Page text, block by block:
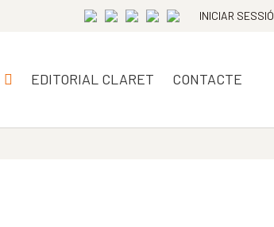
INICIAR SESSIÓ
EDITORIAL CLARET CONTACTE